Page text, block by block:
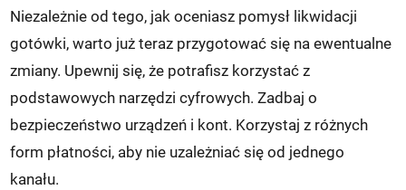
Niezależnie od tego, jak oceniasz pomysł likwidacji
gotówki, warto już teraz przygotować się na ewentualne
zmiany. Upewnij się, że potrafisz korzystać z
podstawowych narzędzi cyfrowych. Zadbaj o
bezpieczeństwo urządzeń i kont. Korzystaj z różnych
form płatności, aby nie uzależniać się od jednego
kanału.